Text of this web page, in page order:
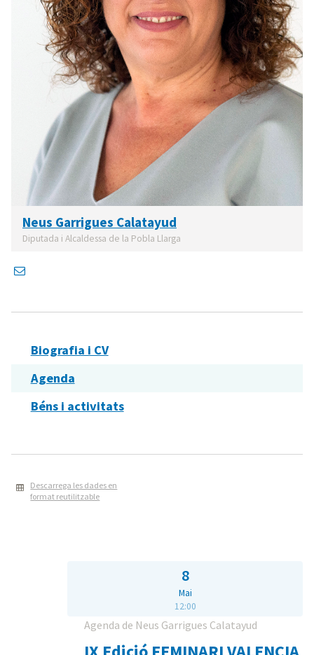
Neus Garrigues Calatayud
Diputada i Alcaldessa de la Pobla Llarga
Biografia i CV
Agenda
Béns i activitats
Descarrega les dades en
format reutilitzable
8
Mai
12:00
Agenda de Neus Garrigues Calatayud